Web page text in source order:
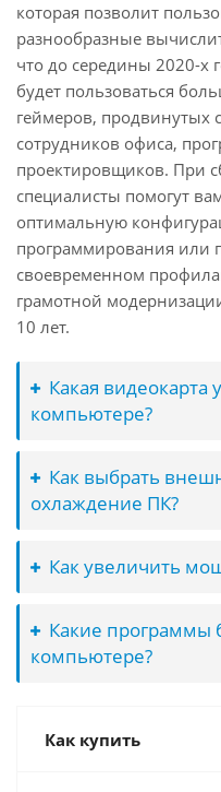
которая позволит
разнообразные
что до середины 2020-х
будет пользоваться
геймеров, продвинутых
сотрудников офиса,
проектировщиков. При
специалисты помогут
оптимальную
программирования или
своевременном
грамотной
10 лет.
Какая видеокарта
компьютере?
Как выбрать
охлаждение ПК?
Как увеличить
Какие программы
компьютере?
Как купить